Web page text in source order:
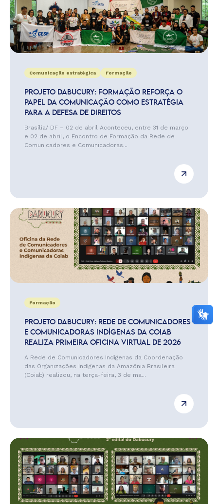
Comunicação estratégica Formação
PROJETO DABUCURY: FORMAÇÃO REFORÇA O
PAPEL DA COMUNICAÇÃO COMO ESTRATÉGIA
PARA A DEFESA DE DIREITOS
Brasília/ DF – 02 de abril Aconteceu, entre 31 de março
e 02 de abril, o Encontro de Formação da Rede de
Comunicadores e Comunicadoras...
Formação
PROJETO DABUCURY: REDE DE COMUNICADORES
E COMUNICADORAS INDÍGENAS DA COIAB
REALIZA PRIMEIRA OFICINA VIRTUAL DE 2026
A Rede de Comunicadores Indígenas da Coordenação
das Organizações Indígenas da Amazônia Brasileira
(Coiab) realizou, na terça-feira, 3 de ma...